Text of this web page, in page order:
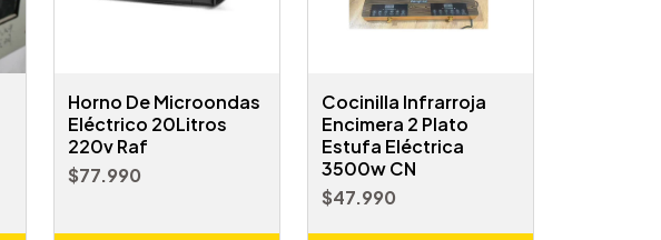
Horno De Microondas
Eléctrico 20Litros
220v Raf
$77.990
Cocinilla Infrarroja
Encimera 2 Plato
Estufa Eléctrica
3500w CN
$47.990